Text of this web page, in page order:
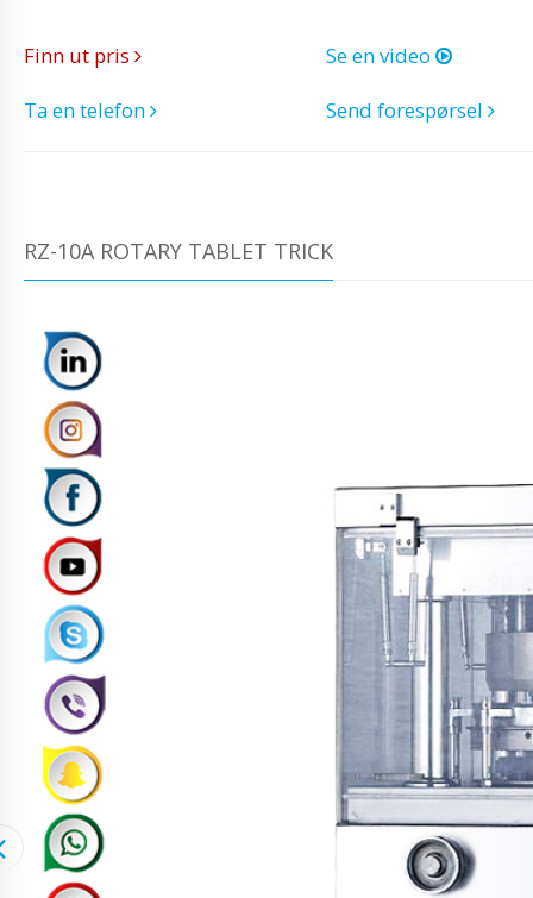
Finn ut pris
Se en video
Ta en telefon
Send forespørsel
RZ-10A ROTARY TABLET TRICK